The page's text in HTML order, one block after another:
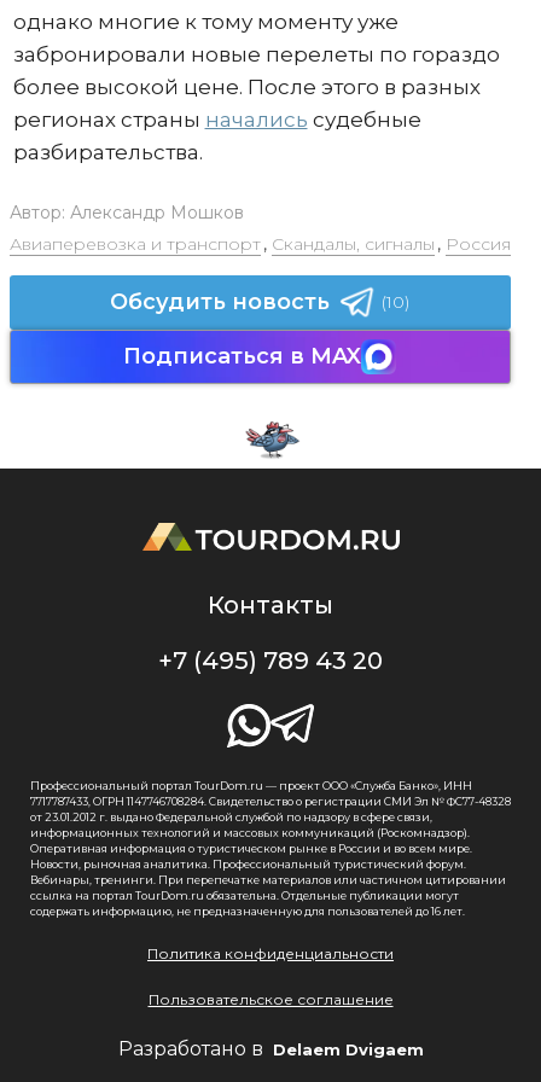
однако многие к тому моменту уже
забронировали новые перелеты по гораздо
более высокой цене. После этого в разных
регионах страны начались судебные
разбирательства.
Автор: Александр Мошков
Авиаперевозка и транспорт, Скандалы, сигналы , Россия
Обсудить новость (10)
Подписаться в MAX
Контакты
+7 (495) 789 43 20
Профессиональный портал TourDom.ru — проект ООО «Служба Банко», ИНН
7717787433, ОГРН 1147746708284. Свидетельство о регистрации СМИ Эл № ФС77-48328
от 23.01.2012 г. выдано Федеральной службой по надзору в сфере связи,
информационных технологий и массовых коммуникаций (Роскомнадзор).
Оперативная информация о туристическом рынке в России и во всем мире.
Новости, рыночная аналитика. Профессиональный туристический форум.
Вебинары, тренинги. При перепечатке материалов или частичном цитировании
ссылка на портал TourDom.ru обязательна. Отдельные публикации могут
содержать информацию, не предназначенную для пользователей до 16 лет.
Политика конфиденциальности
Пользовательское соглашение
Разработано в Delaem Dvigaem